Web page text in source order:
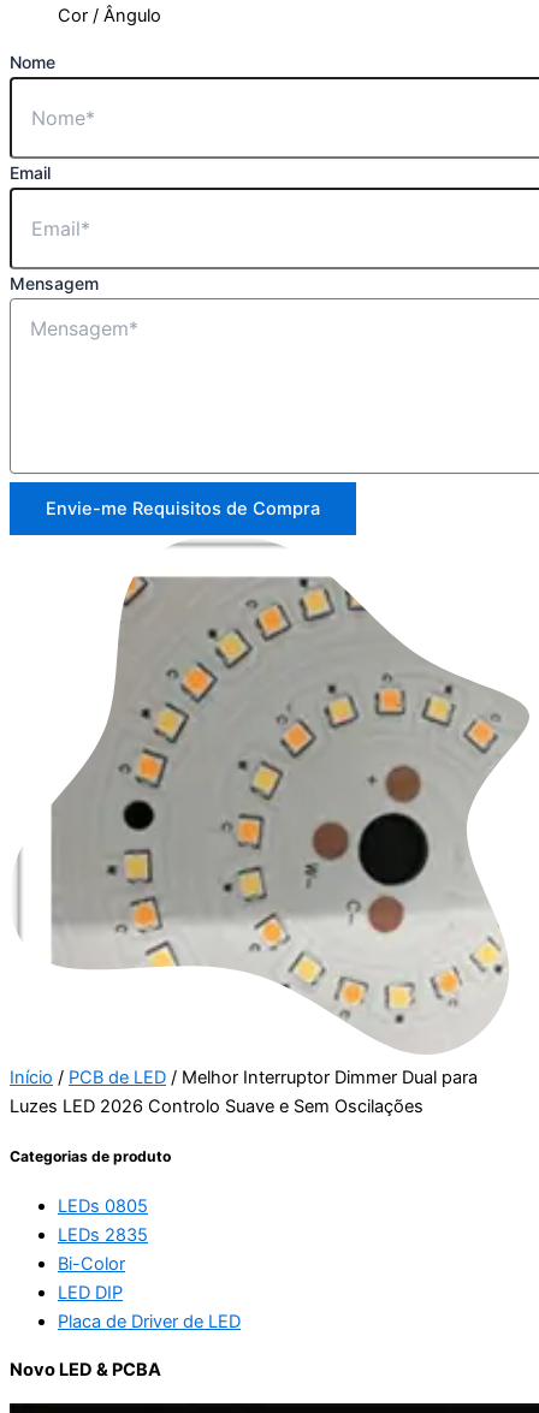
Cor / Ângulo
Nome
Email
Mensagem
Envie-me Requisitos de Compra
Início / PCB de LED / Melhor Interruptor Dimmer Dual para
Luzes LED 2026 Controlo Suave e Sem Oscilações
Categorias de produto
LEDs 0805
LEDs 2835
Bi-Color
LED DIP
Placa de Driver de LED
Novo LED & PCBA